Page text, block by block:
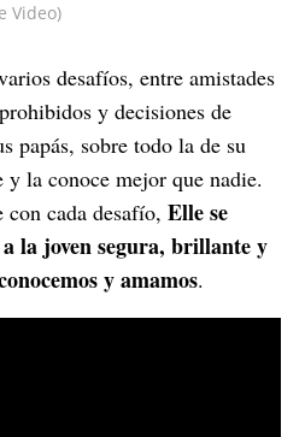
Video)
desafíos, entre amistades
y decisiones de
papás, sobre todo la de su
la conoce mejor que nadie.
con cada desafío, Elle se
la joven segura, brillante y
y amamos.